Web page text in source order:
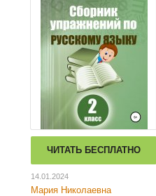
ЧИТАТЬ БЕСПЛАТНО
14.01.2024
Мария Николаевна